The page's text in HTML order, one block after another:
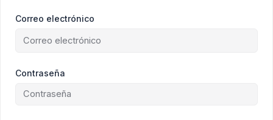
Correo electrónico
Contraseña